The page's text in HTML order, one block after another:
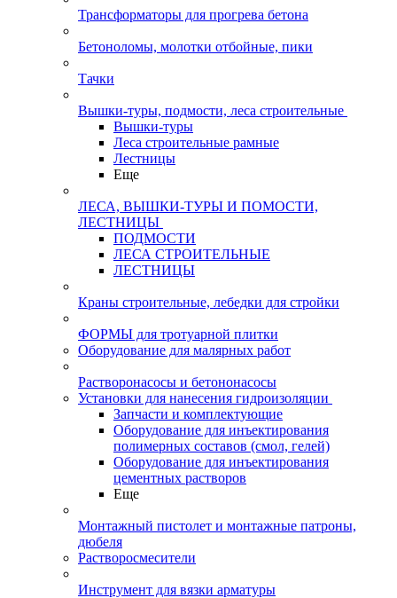
Трансформаторы для прогрева бетона
Бетоноломы, молотки отбойные, пики
Тачки
Вышки-туры, подмости, леса строительные
Вышки-туры
Леса строительные рамные
Лестницы
Еще
ЛЕСА, ВЫШКИ-ТУРЫ И ПОМОСТИ,
ЛЕСТНИЦЫ
ПОДМОСТИ
ЛЕСА СТРОИТЕЛЬНЫЕ
ЛЕСТНИЦЫ
Краны строительные, лебедки для стройки
ФОРМЫ для тротуарной плитки
Оборудование для малярных работ
Растворонасосы и бетононасосы
Установки для нанесения гидроизоляции
Запчасти и комплектующие
Оборудование для инъектирования
полимерных составов (смол, гелей)
Оборудование для инъектирования
цементных растворов
Еще
Монтажный пистолет и монтажные патроны,
дюбеля
Растворосмесители
Инструмент для вязки арматуры